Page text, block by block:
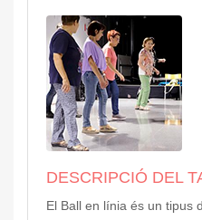
DESCRIPCIÓ DEL
El Ball en línia és un tipus